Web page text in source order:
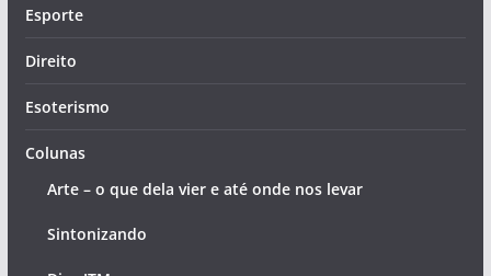
Esporte
Direito
Esoterismo
Colunas
Arte – o que dela vier e até onde nos levar
Sintonizando